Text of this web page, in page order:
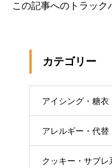
この記事へのトラック
カテゴリー
アイシング・糖衣
アレルギー・代替
クッキー・サブレ